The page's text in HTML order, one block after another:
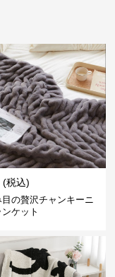
(税込)
の贅沢チャンキーニ
ケット